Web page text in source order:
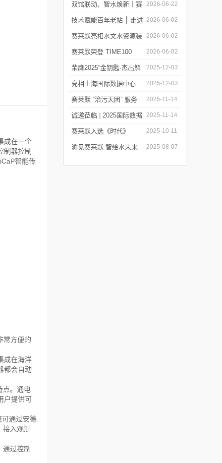
双馆联动，智水焕新｜赛
莱默精彩亮相2026上海世
环会
2026-06-22
技术赋能百年老站 ׀ 走进
都江堰：从千年治水智慧
到现代水文监测
2026-06-02
赛莱默亮相水文水资源装
备展 | 以数字化和智能化
技术赋能水文现代化建设
2026-06-02
赛莱默荣登 TIME100
2026 全球百强影响力企
业榜单
2026-06-02
荣膺2025“金钥匙·杰出解
决方案”！赛莱默青少年
水教育行动，浇灌可持续
发展未来
2025-12-03
亮相上海国际数据中心
展！赛莱默助力AI时代数
智未来
2025-12-03
赛莱默 “治污天团” 服务
亚洲污水处理厂
2025-11-14
诚邀莅临 | 2025国际数据
中心展
2025-11-14
赛莱默入选《时代》
“2025全球最佳公司”榜单
2025-10-11
渝见赛莱默 智绘水未来 2025-08-07
成在一个
制器控制
智能传
常方便的
成在海洋
都会自动
点。通电
户提供可
可通过安德
入观测
过控制